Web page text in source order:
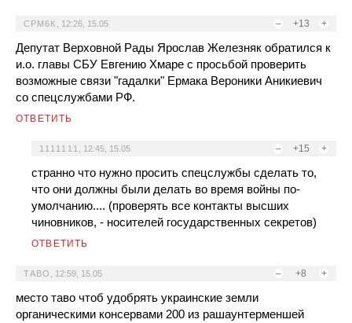
– +13 +
СРМ6К 12:26, 15.05
Депутат Верховной Рады Ярослав Железняк обратился к
и.о. главы СБУ Евгению Хмаре с просьбой проверить
возможные связи "гадалки" Ермака Вероники Аникиевич
со спецслужбами РФ.
ОТВЕТИТЬ
– +15 +
1111111 12:45, 15.05
странно что нужно просить спецслужбы сделать то,
что они должны были делать во время войны по-
умолчанию.... (проверять все контакты высших
чиновников, - носителей государственных секретов)
ОТВЕТИТЬ
– +8 +
ТАВО 12:59, 15.05
место таво чтоб удобрять украинские земли
органическими консервами 200 из рашаунтерменшей